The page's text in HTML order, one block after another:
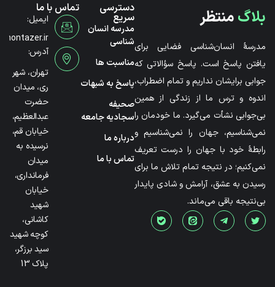
بلاگمنتظر
مدرسۀ انسان‌شناسی فضایی برای
یافتن پاسخ است. پاسخ سؤالاتی که
جوابی برایشان نداریم و تمام اضطراب،
اندوه و ترس ما از زندگی از همین
بی‌جوابی نشأت می‌گیرد. ما خودمان را
نمی‌شناسیم، جهان را نمی‌شناسیم و
رابطۀ خود با جهان را درست تعریف
نمی‌کنیم؛ در نتیجه تمام تلاش ما برای
رسیدن به عشق، آرامش و شادی پایدار
بی‌نتیجه باقی می‌ماند.
دسترسی
سریع
مدرسه انسان
شناسی
مناسبت ها
پاسخ به شبهات
صحیفه
سجادیه جامعه
درباره ما
تماس با ما
تماس با ما
ایمیل:
آدرس:
تهران، شهر
ری، میدان
حضرت
عبدالعظیم،
خیابان قم،
نرسیده به
میدان
فرمانداری،
خیابان
شهید
کاشانی،
کوچه شهید
سید برزگر،
پلاک 13